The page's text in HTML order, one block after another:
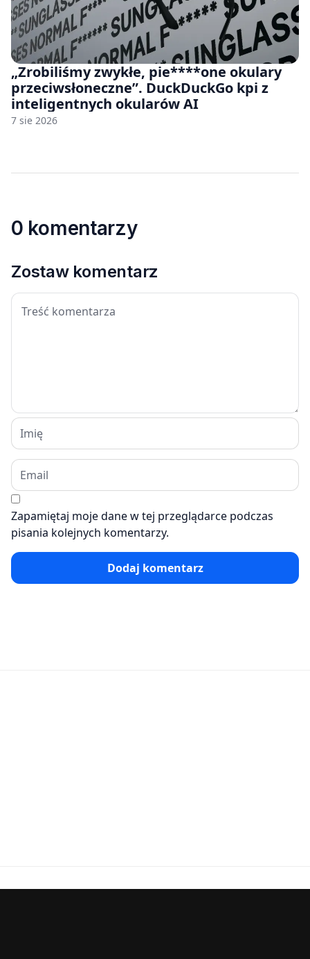
„Zrobiliśmy zwykłe, pie****one okulary
przeciwsłoneczne”. DuckDuckGo kpi z
inteligentnych okularów AI
7 sie 2026
0 komentarzy
Zostaw komentarz
Zapamiętaj moje dane w tej przeglądarce podczas
pisania kolejnych komentarzy.
Dodaj komentarz